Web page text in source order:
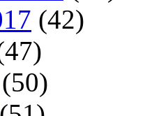
(42)
(50)